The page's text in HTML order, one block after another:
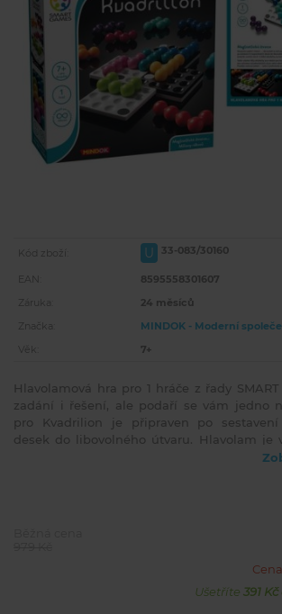
Kód zboží: U 33-083/30160
EAN:
8595558301607
Záruka:
24 měsíců
Značka:
MINDOK - Moderní
Věk:
7+
Hlavolamová hra pro 1 hráče z řady
zadání i řešení, ale podaří se vám jedno
pro Kvadrilion je připraven po
desek do libovolného útvaru. Hlavolam je
vám podařilo umístit všech 12 dílků
seřazeny od jednodušších až po
nejnáročnější mají pak pouze jediné
Ušetříte 391 Kč